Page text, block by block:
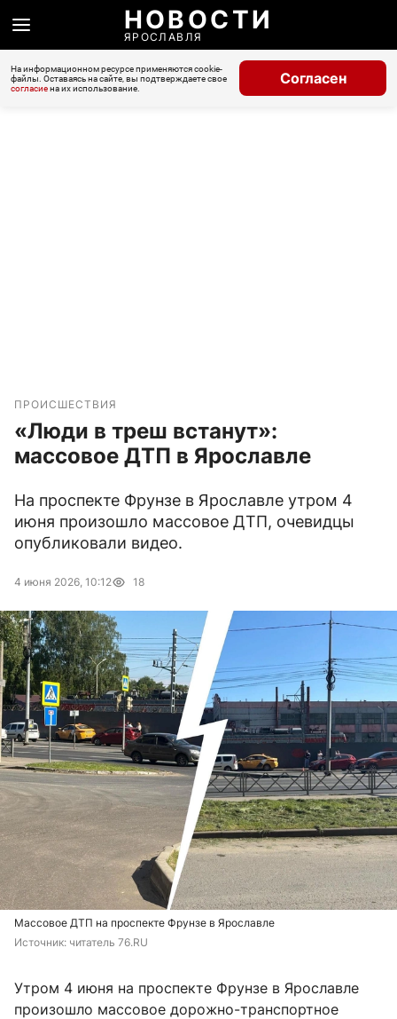
НОВОСТИ
ЯРОСЛАВЛЯ
На информационном ресурсе применяются cookie-
файлы. Оставаясь на сайте, вы подтверждаете свое
согласиена их использование.
Согласен
ПРОИСШЕСТВИЯ
«Люди в треш встанут»:
массовое ДТП в Ярославле
На проспекте Фрунзе в Ярославле утром 4
июня произошло массовое ДТП, очевидцы
опубликовали видео.
4 июня 2026, 10:12 18
Массовое ДТП на проспекте Фрунзе в Ярославле
Источник: читатель 76.RU
Утром 4 июня на проспекте Фрунзе в Ярославле
произошло массовое дорожно-транспортное